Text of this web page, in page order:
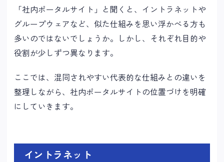
「社内ポータルサイト」と聞くと、イントラネットや
グループウェアなど、似た仕組みを思い浮かべる方も
多いのではないでしょうか。しかし、それぞれ目的や
役割が少しずつ異なります。
ここでは、混同されやすい代表的な仕組みとの違いを
整理しながら、社内ポータルサイトの位置づけを明確
にしていきます。
イントラネット